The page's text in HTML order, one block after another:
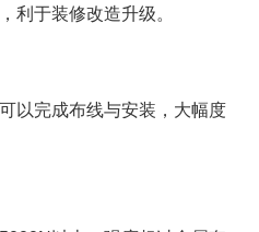
利于装修改造升级。
以完成布线与安装，大幅度